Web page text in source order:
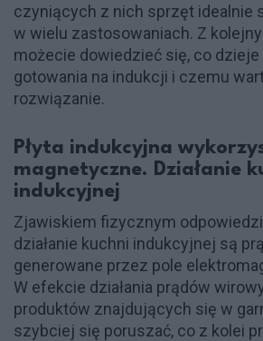
czyniących z nich sprzęt idealnie
w wielu zastosowaniach. Z
możecie dowiedzieć się, co
gotowania na indukcji i czemu
rozwiązanie.
Płyta indukcyjna
magnetyczne. Działanie
indukcyjnej
Zjawiskiem fizycznym
działanie kuchni indukcyjnej są
generowane przez pole
W efekcie działania prądów
produktów znajdujących się w
szybciej się poruszać, co z kolei